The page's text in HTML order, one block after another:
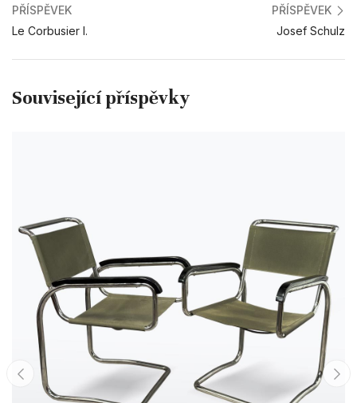
PŘÍSPĚVEK
Le Corbusier I.
PŘÍSPĚVEK
Josef Schulz
Související příspěvky